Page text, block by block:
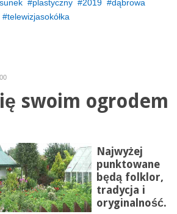
plastyczny 2019
dąbrowa
telewizjasokółka
swoim ogrodem
Najwyżej
punktowane
będą folklor,
tradycja i
oryginalność.